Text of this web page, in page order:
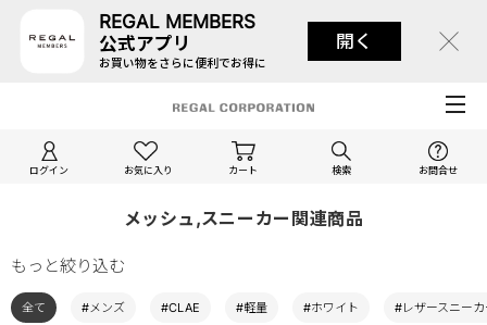
REGAL MEMBERS
公式アプリ
お買い物をさらに便利でお得に
開く
ログイン お気に入り カート 検索 お問合せ
メッシュ,スニーカー関連商品
もっと絞り込む
全て #メンズ #CLAE #軽量 #ホワイト #レザースニー